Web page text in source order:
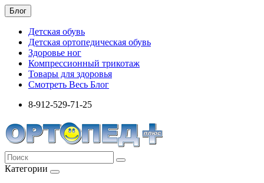
Блог
Детская обувь
Детская ортопедическая обувь
Здоровье ног
Компрессионный трикотаж
Товары для здоровья
Смотреть Весь Блог
8-912-529-71-25
Категории